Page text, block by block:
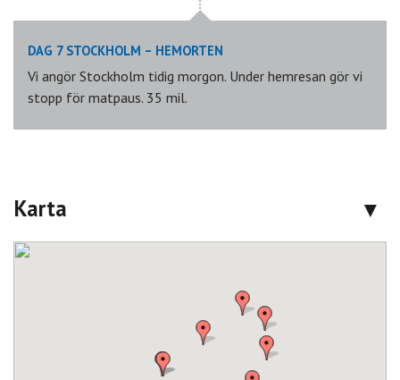
DAG 7 STOCKHOLM – HEMORTEN
Vi angör Stockholm tidig morgon. Under hemresan gör vi
stopp för matpaus. 35 mil.
Karta